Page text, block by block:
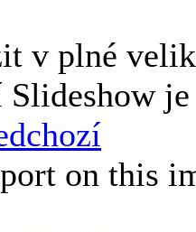
Slideshow